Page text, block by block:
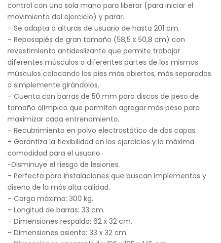
control con una sola mano para liberar (para iniciar el
movimiento del ejercicio) y parar.
– Se adapta a alturas de usuario de hasta 201 cm.
– Reposapiés de gran tamaño (58,5 x 50,8 cm) con
revestimiento antideslizante que permite trabajar
diferentes músculos o diferentes partes de los mismos
músculos colocando los pies más abiertos, más separados
o simplemente girándolos.
– Cuenta con barras de 50 mm para discos de peso de
tamaño olímpico que permiten agregar más peso para
maximizar cada entrenamiento.
– Recubrimiento en polvo electrostático de dos capas.
– Garantiza la flexibilidad en los ejercicios y la máxima
comodidad para el usuario.
-Disminuye el riesgo de lesiones.
– Perfecta para instalaciones que buscan implementos y
diseño de la más alta calidad.
– Carga máxima: 300 kg.
– Longitud de barras: 33 cm.
– Dimensiones respaldo: 62 x 32 cm.
– Dimensiones asiento: 33 x 32 cm.